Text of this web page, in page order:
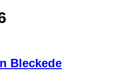
Bleckede